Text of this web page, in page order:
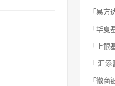
「易方
「华
「上
「 汇添富
「徽